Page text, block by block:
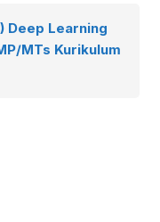
Deep Learning
MTs Kurikulum